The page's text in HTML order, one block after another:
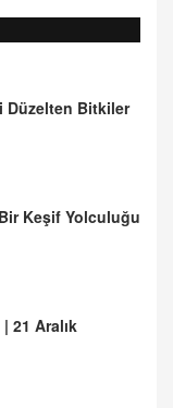
Düzelten Bitkiler
İlgili Bilinmesi